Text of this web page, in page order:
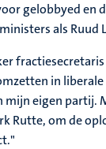
gelobbyed
als Ruud
in
eigen partij.
om de